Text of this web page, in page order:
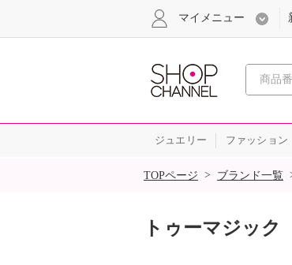
マイメニュー
ジュエリー ファッション
SALE
TOPページ > ブランド一覧
トゥーマジック